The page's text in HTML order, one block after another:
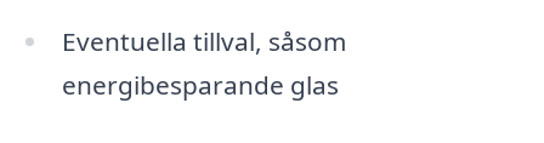
Eventuella tillval, såsom
energibesparande glas